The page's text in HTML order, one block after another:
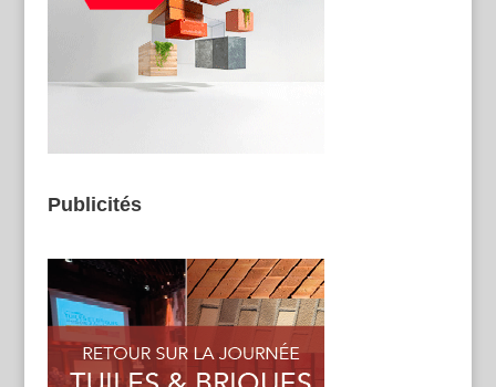
Publicités